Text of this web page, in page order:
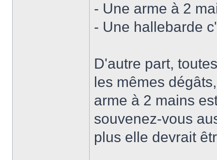
- Une arme à 2
- Une hallebarde
D'autre part,
les mêmes
arme à 2 mains
souvenez-vous
plus elle devrait